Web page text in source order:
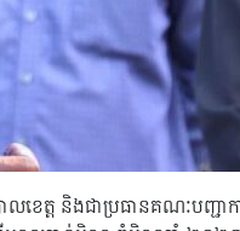
េត្ត និងជាប្រធានគណៈបញ្ជាក